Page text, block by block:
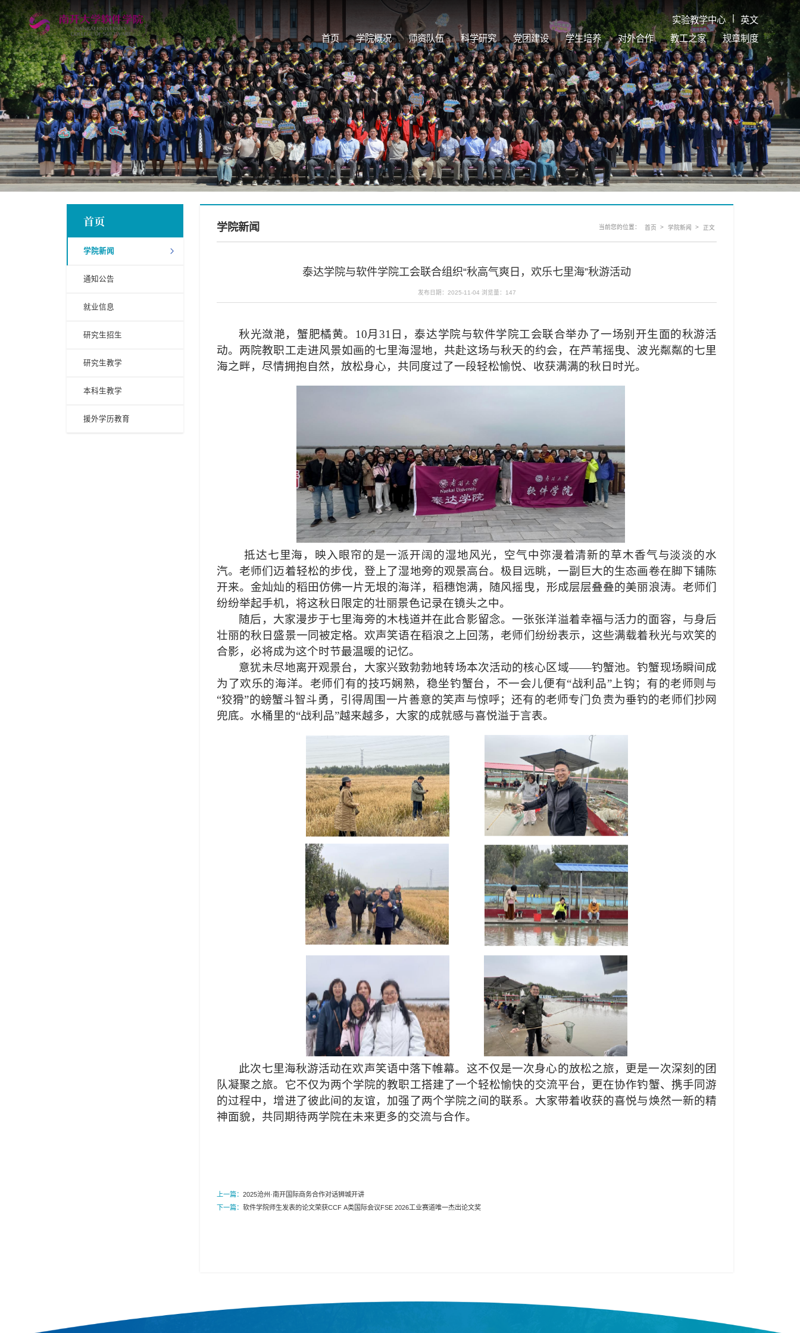
实验教学中心 |
英文
首页
学院概况 师资队伍 科学研究 党团建设 学生培养 对外合作 教工之家 规章制度
首页
学院新闻
通知公告
就业信息
研究生招生
研究生教学
本科生教学
援外学历教育
学院新闻 当前您的位置： 首页 > 学院新闻 > 正文
泰达学院与软件学院工会联合组织“秋高气爽日，欢乐七里海”秋游活动
发布日期：2025-11-04 浏览量： 147
秋光潋滟，蟹肥橘黄。10月31日，泰达学院与软件学院工会联合举办了一场别开生面的秋游活
动。两院教职工走进风景如画的七里海湿地，共赴这场与秋天的约会，在芦苇摇曳、波光粼粼的七里
海之畔，尽情拥抱自然，放松身心，共同度过了一段轻松愉悦、收获满满的秋日时光。
抵达七里海，映入眼帘的是一派开阔的湿地风光，空气中弥漫着清新的草木香气与淡淡的水
汽。老师们迈着轻松的步伐，登上了湿地旁的观景高台。极目远眺，一副巨大的生态画卷在脚下铺陈
开来。金灿灿的稻田仿佛一片无垠的海洋，稻穗饱满，随风摇曳，形成层层叠叠的美丽浪涛。老师们
纷纷举起手机，将这秋日限定的壮丽景色记录在镜头之中。
随后，大家漫步于七里海旁的木栈道并在此合影留念。一张张洋溢着幸福与活力的面容，与身后
壮丽的秋日盛景一同被定格。欢声笑语在稻浪之上回荡，老师们纷纷表示，这些满载着秋光与欢笑的
合影，必将成为这个时节最温暖的记忆。
意犹未尽地离开观景台，大家兴致勃勃地转场本次活动的核心区域——钓蟹池。钓蟹现场瞬间成
为了欢乐的海洋。老师们有的技巧娴熟，稳坐钓蟹台，不一会儿便有“战利品”上钩；有的老师则与
“狡猾”的螃蟹斗智斗勇，引得周围一片善意的笑声与惊呼；还有的老师专门负责为垂钓的老师们抄网
兜底。水桶里的“战利品”越来越多，大家的成就感与喜悦溢于言表。
此次七里海秋游活动在欢声笑语中落下帷幕。这不仅是一次身心的放松之旅，更是一次深刻的团
队凝聚之旅。它不仅为两个学院的教职工搭建了一个轻松愉快的交流平台，更在协作钓蟹、携手同游
的过程中，增进了彼此间的友谊，加强了两个学院之间的联系。大家带着收获的喜悦与焕然一新的精
神面貌，共同期待两学院在未来更多的交流与合作。
上一篇： 2025沧州·南开国际商务合作对话狮城开讲
下一篇： 软件学院师生发表的论文荣获CCF A类国际会议FSE 2026工业赛道唯一杰出论文奖